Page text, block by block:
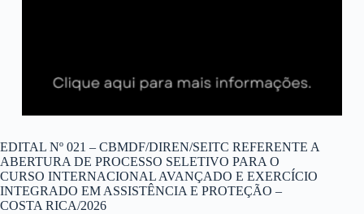
EDITAL Nº 021 – CBMDF/DIREN/SEITC REFERENTE A
ABERTURA DE PROCESSO SELETIVO PARA O
CURSO INTERNACIONAL AVANÇADO E EXERCÍCIO
INTEGRADO EM ASSISTÊNCIA E PROTEÇÃO –
COSTA RICA/2026